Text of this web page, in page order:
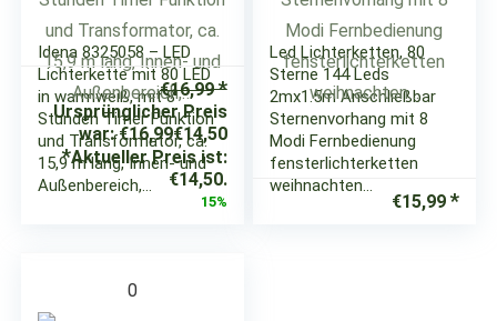
Idena 8325058 – LED
Lichterkette mit 80 LED
in warmweiß, mit 8
Stunden Timer Funktion
und Transformator, ca.
15,9 m lang, Innen- und
Außenbereich,…
€16,99
Ursprünglicher Preis
war: €16,99€14,50
Aktueller Preis ist:
€14,50.
15%
Led Lichterketten, 80
Sterne 144 Leds
2mx1.5m Anschließbar
Sternenvorhang mit 8
Modi Fernbedienung
fensterlichterketten
weihnachten…
€15,99
0